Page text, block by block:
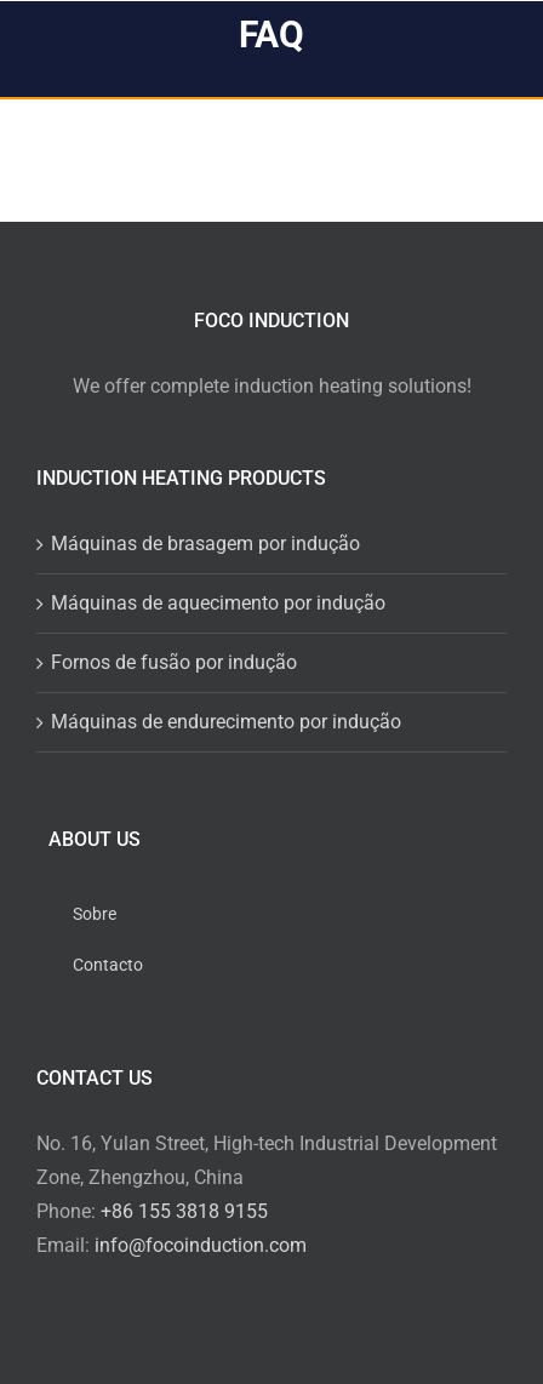
FAQ
FOCO INDUCTION
We offer complete induction heating solutions!
INDUCTION HEATING PRODUCTS
Máquinas de brasagem por indução
Máquinas de aquecimento por indução
Fornos de fusão por indução
Máquinas de endurecimento por indução
ABOUT US
Sobre
Contacto
CONTACT US
No. 16, Yulan Street, High-tech Industrial Development
Zone, Zhengzhou, China
Phone: +86 155 3818 9155
Email: info@focoinduction.com